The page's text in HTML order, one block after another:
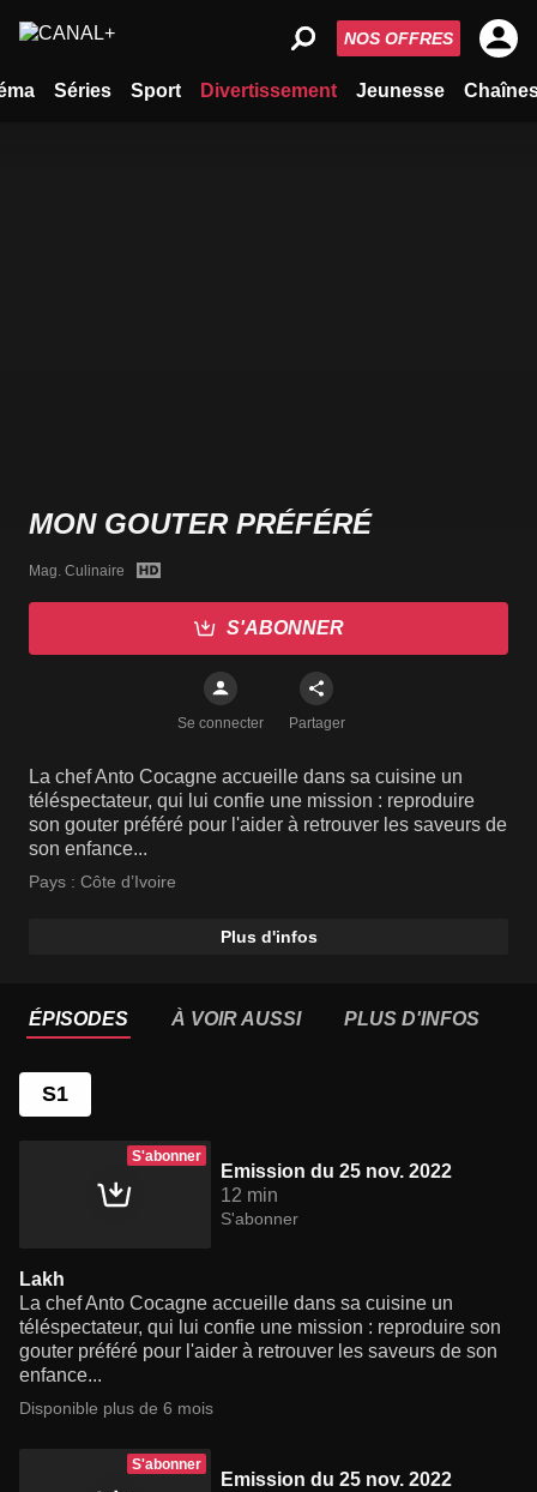
Séries Sport Divertissement Jeunesse
NOS OFFRES
MON GOUTER PRÉFÉRÉ
Mag. Culinaire
S'ABONNER
Se connecter Partager
La chef Anto Cocagne accueille dans sa cuisine un
téléspectateur, qui lui confie une mission : reproduire
son gouter préféré pour l'aider à retrouver les saveurs de
son enfance...
Pays : Côte d’Ivoire
Plus d'infos
ÉPISODES À VOIR AUSSI PLUS D'INFOS
S1
S'abonner
Emission du 25 nov. 2022
12 min
S'abonner
Lakh
La chef Anto Cocagne accueille dans sa cuisine un
téléspectateur, qui lui confie une mission : reproduire son
gouter préféré pour l'aider à retrouver les saveurs de son
enfance...
Disponible plus de 6 mois
S'abonner
Emission du 25 nov. 2022